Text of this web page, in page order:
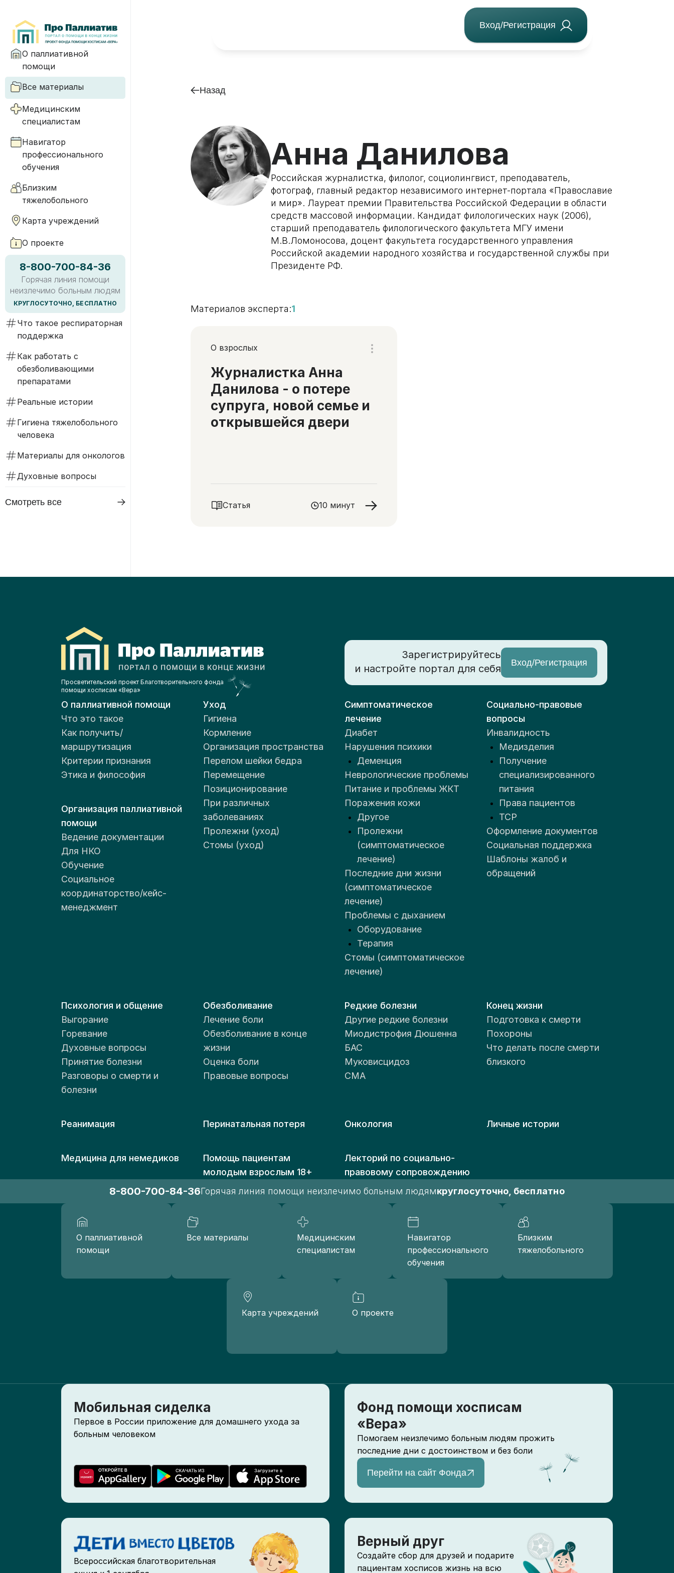
Вход/Регистрация
О паллиативной
помощи
Все материалы
Медицинским
специалистам
Навигатор
профессионального
обучения
Близким
тяжелобольного
Карта учреждений
О проекте
8-800-700-84-36
Горячая линия помощи
неизлечимо больным людям
КРУГЛОСУТОЧНО, БЕСПЛАТНО
Что такое респираторная
поддержка
Как работать с
обезболивающими
препаратами
Реальные истории
Гигиена тяжелобольного
человека
Материалы для онкологов
Духовные вопросы
Смотреть все
Назад
Анна Данилова
Российская журналистка, филолог, социолингвист, преподаватель,
фотограф, главный редактор независимого интернет-портала «Православие
и мир». Лауреат премии Правительства Российской Федерации в области
средств массовой информации. Кандидат филологических наук (2006),
старший преподаватель филологического факультета МГУ имени
М.В.Ломоносова, доцент факультета государственного управления
Российской академии народного хозяйства и государственной службы при
Президенте РФ.
Материалов эксперта:1
О взрослых
Журналистка Анна
Данилова - о потере
супруга, новой семье и
открывшейся двери
Статья 10 минут
Просветительский проект Благотворительного фонда
помощи хосписам «Вера»
Зарегистрируйтесь
и настройте портал для себя
Вход/Регистрация
О паллиативной помощи
Что это такое
Как получить/
маршрутизация
Критерии признания
Этика и философия
Организация паллиативной
помощи
Ведение документации
Для НКО
Обучение
Социальное
координаторство/кейс-
менеджмент
Уход
Гигиена
Кормление
Организация пространства
Перелом шейки бедра
Перемещение
Позиционирование
При различных
заболеваниях
Пролежни (уход)
Стомы (уход)
Симптоматическое
лечение
Диабет
Нарушения психики
Деменция
Неврологические проблемы
Питание и проблемы ЖКТ
Поражения кожи
Другое
Пролежни
(симптоматическое
лечение)
Последние дни жизни
(симптоматическое
лечение)
Проблемы с дыханием
Оборудование
Терапия
Стомы (симптоматическое
лечение)
Социально-правовые
вопросы
Инвалидность
Медизделия
Получение
специализированного
питания
Права пациентов
ТСР
Оформление документов
Социальная поддержка
Шаблоны жалоб и
обращений
Психология и общение
Выгорание
Горевание
Духовные вопросы
Принятие болезни
Разговоры о смерти и
болезни
Обезболивание
Лечение боли
Обезболивание в конце
жизни
Оценка боли
Правовые вопросы
Редкие болезни
Другие редкие болезни
Миодистрофия Дюшенна
БАС
Муковисцидоз
СМА
Конец жизни
Подготовка к смерти
Похороны
Что делать после смерти
близкого
Реанимация Перинатальная потеря Онкология Личные истории
Медицина для немедиков
Помощь пациентам
молодым взрослым 18+
Лекторий по социально-
правовому сопровождению
8-800-700-84-36Горячая линия помощи неизлечимо больным людямкруглосуточно, бесплатно
О паллиативной
помощи
Все материалы
Медицинским
специалистам
Навигатор
профессионального
обучения
Близким
тяжелобольного
Карта учреждений О проекте
Мобильная сиделка
Первое в России приложение для домашнего ухода за
больным человеком
Фонд помощи хосписам
«Вера»
Помогаем неизлечимо больным людям прожить
последние дни с достоинством и без боли
Перейти на сайт Фонда
Всероссийская благотворительная
Верный друг
Создайте сбор для друзей и подарите
пациентам хосписов жизнь на всю